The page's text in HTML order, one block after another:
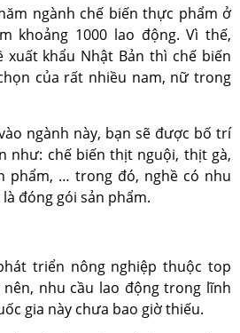
ngành chế biến thực phẩm ở
khoảng 1000 lao động. Vì thế,
xuất khẩu Nhật Bản thì chế biến
của rất nhiều nam, nữ trong
ngành này, bạn sẽ được bố trí
như: chế biến thịt nguội, thịt gà,
phẩm, … trong đó, nghề có nhu
đóng gói sản phẩm.
triển nông nghiệp thuộc top
nhu cầu lao động trong lĩnh
gia này chưa bao giờ thiếu.